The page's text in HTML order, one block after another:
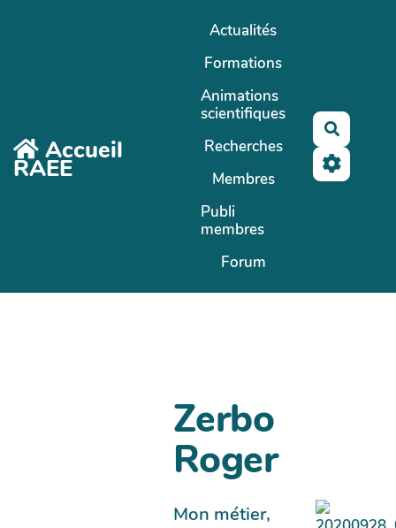
Accueil
RAEE
Actualités
Formations
Animations
scientifiques
Recherches
Membres
Publi
membres
Forum
Zerbo
Roger
Mon métier,